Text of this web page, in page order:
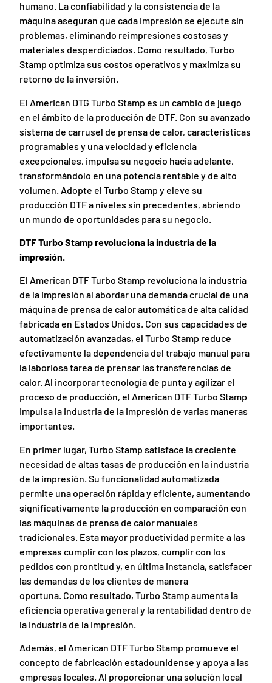
humano. La confiabilidad y la consistencia de la
máquina aseguran que cada impresión se ejecute sin
problemas, eliminando reimpresiones costosas y
materiales desperdiciados. Como resultado, Turbo
Stamp optimiza sus costos operativos y maximiza su
retorno de la inversión.
El American DTG Turbo Stamp es un cambio de juego
en el ámbito de la producción de DTF. Con su avanzado
sistema de carrusel de prensa de calor, características
programables y una velocidad y eficiencia
excepcionales, impulsa su negocio hacia adelante,
transformándolo en una potencia rentable y de alto
volumen. Adopte el Turbo Stamp y eleve su
producción DTF a niveles sin precedentes, abriendo
un mundo de oportunidades para su negocio.
DTF Turbo Stamp revoluciona la industria de la
impresión.
El American DTF Turbo Stamp revoluciona la industria
de la impresión al abordar una demanda crucial de una
máquina de prensa de calor automática de alta calidad
fabricada en Estados Unidos. Con sus capacidades de
automatización avanzadas, el Turbo Stamp reduce
efectivamente la dependencia del trabajo manual para
la laboriosa tarea de prensar las transferencias de
calor. Al incorporar tecnología de punta y agilizar el
proceso de producción, el American DTF Turbo Stamp
impulsa la industria de la impresión de varias maneras
importantes.
En primer lugar, Turbo Stamp satisface la creciente
necesidad de altas tasas de producción en la industria
de la impresión. Su funcionalidad automatizada
permite una operación rápida y eficiente, aumentando
significativamente la producción en comparación con
las máquinas de prensa de calor manuales
tradicionales. Esta mayor productividad permite a las
empresas cumplir con los plazos, cumplir con los
pedidos con prontitud y, en última instancia, satisfacer
las demandas de los clientes de manera
oportuna. Como resultado, Turbo Stamp aumenta la
eficiencia operativa general y la rentabilidad dentro de
la industria de la impresión.
Además, el American DTF Turbo Stamp promueve el
concepto de fabricación estadounidense y apoya a las
empresas locales. Al proporcionar una solución local